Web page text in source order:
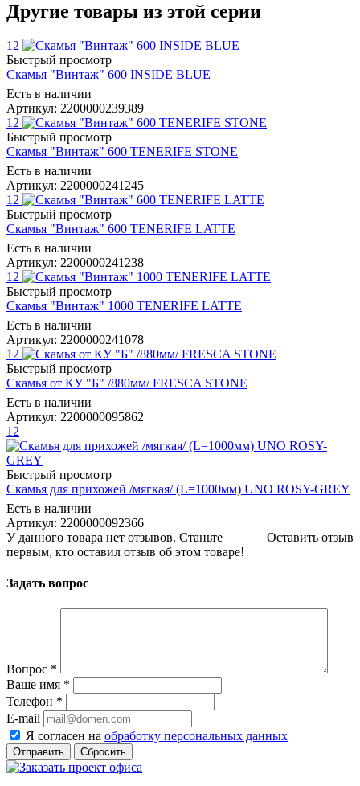
Другие товары из этой серии
12
Быстрый просмотр
Скамья "Винтаж" 600 INSIDE BLUE
Есть в наличии
Артикул: 2200000239389
12
Быстрый просмотр
Скамья "Винтаж" 600 TENERIFE STONE
Есть в наличии
Артикул: 2200000241245
12
Быстрый просмотр
Скамья "Винтаж" 600 TENERIFE LATTE
Есть в наличии
Артикул: 2200000241238
12
Быстрый просмотр
Скамья "Винтаж" 1000 TENERIFE LATTE
Есть в наличии
Артикул: 2200000241078
12
Быстрый просмотр
Скамья от КУ "Б" /880мм/ FRESCA STONE
Есть в наличии
Артикул: 2200000095862
12
Быстрый просмотр
Скамья для прихожей /мягкая/ (L=1000мм) UNO ROSY-GREY
Есть в наличии
Артикул: 2200000092366
Оставить отзыв
У данного товара нет отзывов. Станьте
первым, кто оставил отзыв об этом товаре!
Задать вопрос
Вопрос *
Ваше имя *
Телефон *
E-mail
Я согласен на обработку персональных данных
Сбросить